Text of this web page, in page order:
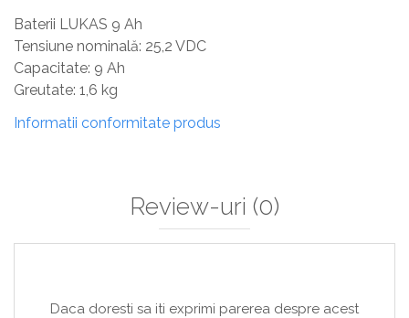
Baterii LUKAS 9 Ah
Tensiune nominală: 25,2 VDC
Capacitate: 9 Ah
Greutate: 1,6 kg
Informatii conformitate produs
Review-uri (0)
Daca doresti sa iti exprimi parerea despre acest